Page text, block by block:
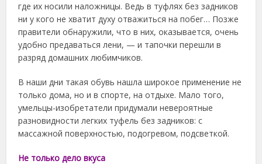
где их носили наложницы. Ведь в туфлях без задников
ни у кого не хватит духу отважиться на побег… Позже
правители обнаружили, что в них, оказывается, очень
удобно предаваться лени, — и тапочки перешли в
разряд домашних любимчиков.
В наши дни такая обувь нашла широкое применение не
только дома, но и в спорте, на отдыхе. Мало того,
умельцы-изобретатели придумали невероятные
разновидности легких туфель без задников: с
массажной поверхностью, подогревом, подсветкой.
Не только дело вкуса